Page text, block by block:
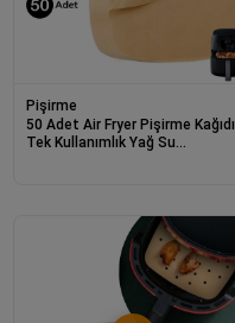
Pişirme
50 Adet Air Fryer Pişirme Kağıdı
Tek Kullanımlık Yağ Su